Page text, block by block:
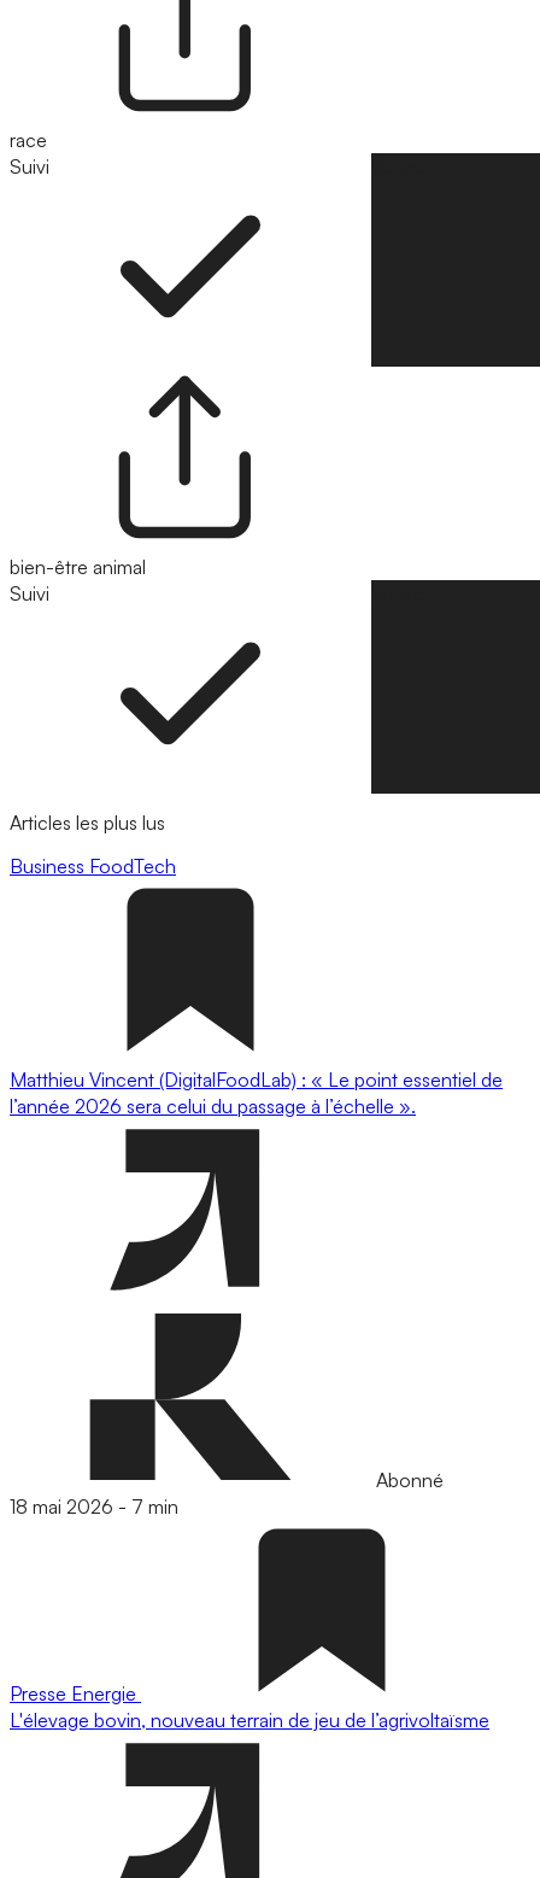
race
Suivi
bien-être animal
Suivi
Articles les plus lus
Business FoodTech
Matthieu Vincent (DigitalFoodLab) : « Le point essentiel de
l’année 2026 sera celui du passage à l’échelle ».
Abonné
18 mai 2026 - 7 min
Presse Energie
L'élevage bovin, nouveau terrain de jeu de l’agrivoltaïsme